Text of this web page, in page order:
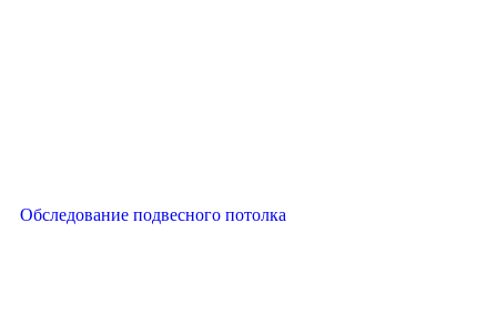
Обследование подвесного потолка